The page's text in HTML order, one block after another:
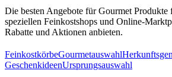
Die besten Angebote für Gourmet Produkte
speziellen Feinkostshops und Online-
Rabatte und Aktionen anbieten.
FeinkostkörbeGourmetauswahl
GeschenkideenUrsprungsauswahl